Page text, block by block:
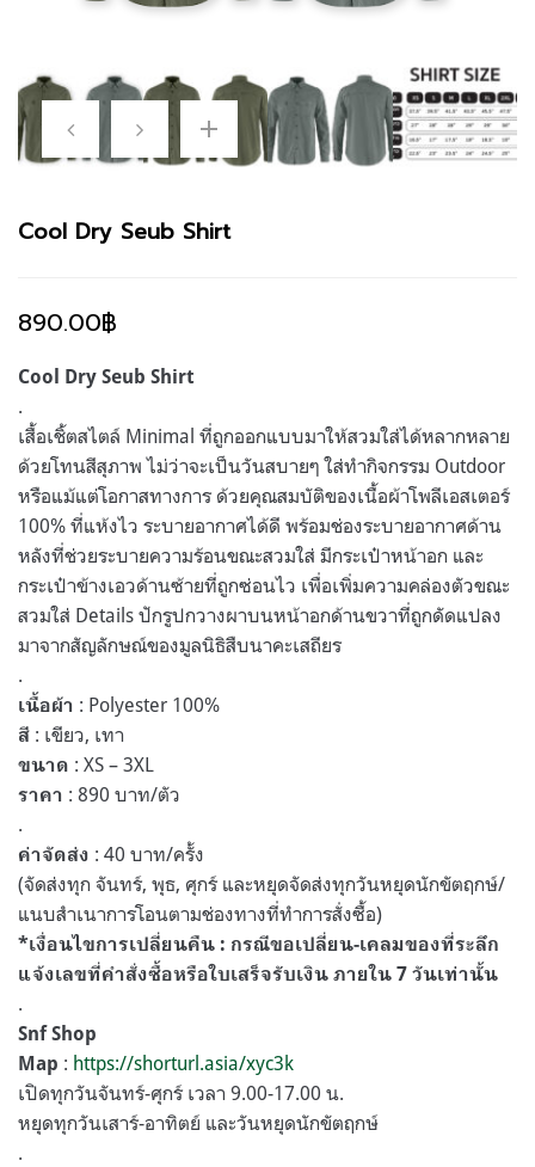
Cool Dry Seub Shirt
890.00฿
Cool Dry Seub Shirt
.
เสื้อเชิ้ตสไตล์ Minimal ที่ถูกออกแบบมาให้สวมใส่ได้หลากหลาย
ด้วยโทนสีสุภาพ ไม่ว่าจะเป็นวันสบายๆ ใส่ทำกิจกรรม Outdoor
หรือแม้แต่โอกาสทางการ ด้วยคุณสมบัติของเนื้อผ้าโพลีเอสเตอร์
100% ที่แห้งไว ระบายอากาศได้ดี พร้อมช่องระบายอากาศด้าน
หลังที่ช่วยระบายความร้อนขณะสวมใส่ มีกระเป๋าหน้าอก และ
กระเป๋าข้างเอวด้านซ้ายที่ถูกซ่อนไว เพื่อเพิ่มความคล่องตัวขณะ
สวมใส่ Details ปักรูปกวางผาบนหน้าอกด้านขวาที่ถูกดัดแปลง
มาจากสัญลักษณ์ของมูลนิธิสืบนาคะเสถียร
.
เนื้อผ้า : Polyester 100%
สี : เขียว, เทา
ขนาด : XS – 3XL
ราคา : 890 บาท/ตัว
.
ค่าจัดส่ง : 40 บาท/ครั้ง
(จัดส่งทุก จันทร์, พุธ, ศุกร์ และหยุดจัดส่งทุกวันหยุดนักขัตฤกษ์/
แนบสำเนาการโอนตามช่องทางที่ทำการสั่งซื้อ)
*เงื่อนไขการเปลี่ยนคืน : กรณีขอเปลี่ยน-เคลมของที่ระลึก
แจ้งเลขที่คำสั่งซื้อหรือใบเสร็จรับเงิน ภายใน 7 วันเท่านั้น
.
Snf Shop
Map : https://shorturl.asia/xyc3k
เปิดทุกวันจันทร์-ศุกร์ เวลา 9.00-17.00 น.
หยุดทุกวันเสาร์-อาทิตย์ และวันหยุดนักขัตฤกษ์
.